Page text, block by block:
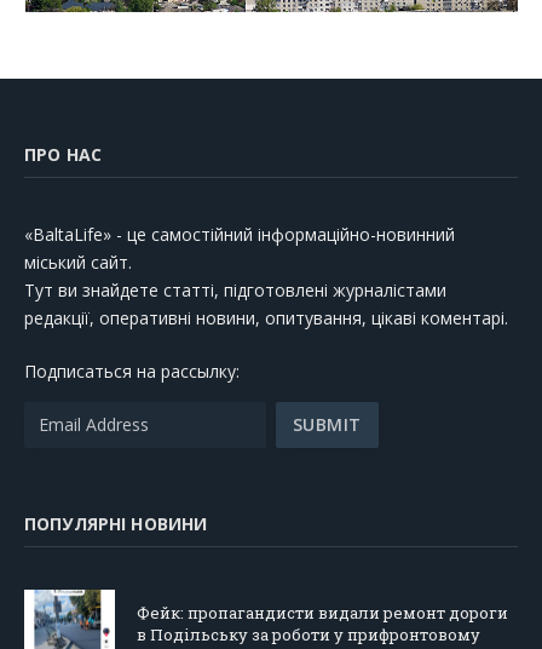
ПРО НАС
«BaltaLife» - це самостійний інформаційно-новинний
міський сайт.
Тут ви знайдете статті, підготовлені журналістами
редакції, оперативні новини, опитування, цікаві коментарі.
Подписаться на рассылку:
ПОПУЛЯРНІ НОВИНИ
Фейк: пропагандисти видали ремонт дороги
в Подільську за роботи у прифронтовому